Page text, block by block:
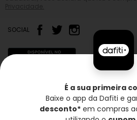
SOCIAL
Frete grátis* Troca grátis
É a sua primeira
Baixe o app da Dafiti e
desconto*em compras